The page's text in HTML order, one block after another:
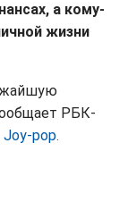
а кому-
жизни
РБК-
Joy-pop.